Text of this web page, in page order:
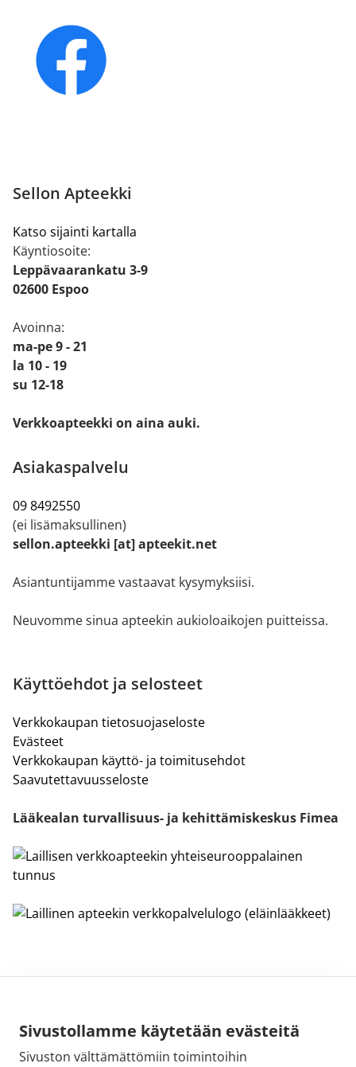
Sivustollamme käytetään evästeitä
Sivuston välttämättömiin toimintoihin
Sellon Apteekki
Katso sijainti kartalla
Käyntiosoite:
Leppävaarankatu 3-9
02600 Espoo
Avoinna:
ma-pe 9 - 21
la 10 - 19
su 12-18
Verkkoapteekki on aina auki.
Asiakaspalvelu
09 8492550
(ei lisämaksullinen)
sellon.apteekki [at] apteekit.net
Asiantuntijamme vastaavat kysymyksiisi.
Neuvomme sinua apteekin aukioloaikojen puitteissa.
Käyttöehdot ja selosteet
Verkkokaupan tietosuojaseloste
Evästeet
Verkkokaupan käyttö- ja toimitusehdot
Saavutettavuusseloste
Lääkealan turvallisuus- ja kehittämiskeskus Fimea